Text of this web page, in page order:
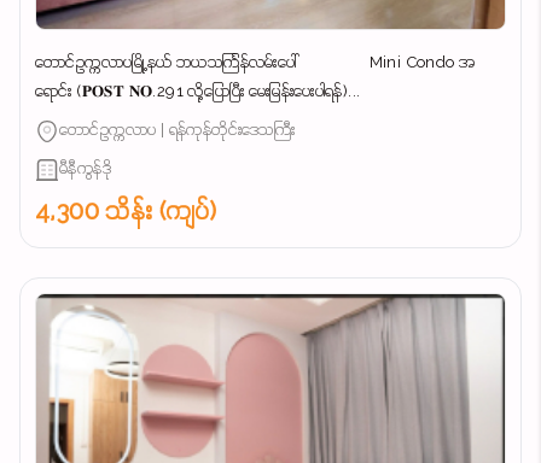
တောင်ဥက္ကလာပမြို့နယ် ဘယသင်္ကြန်လမ်းပေါ် Mini Condo အ
ရောင်း (𝐏𝐎𝐒𝐓 𝐍𝐎.291 လို့ပြောပြီး မေးမြန်းပေးပါရန်)...
တောင်ဥက္ကလာပ | ရန်ကုန်တိုင်းဒေသကြီး
မီနီကွန်ဒို
4,300 သိန်း (ကျပ်)